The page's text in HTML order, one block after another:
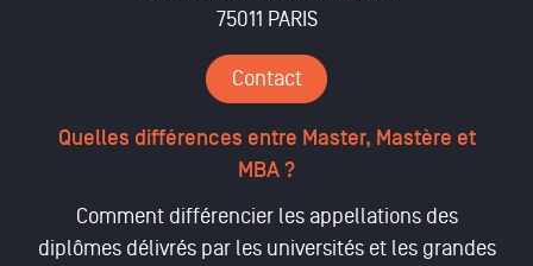
75011 PARIS
Contact
Quelles différences entre Master, Mastère et
MBA ?
Comment différencier les appellations des
diplômes délivrés par les universités et les grandes